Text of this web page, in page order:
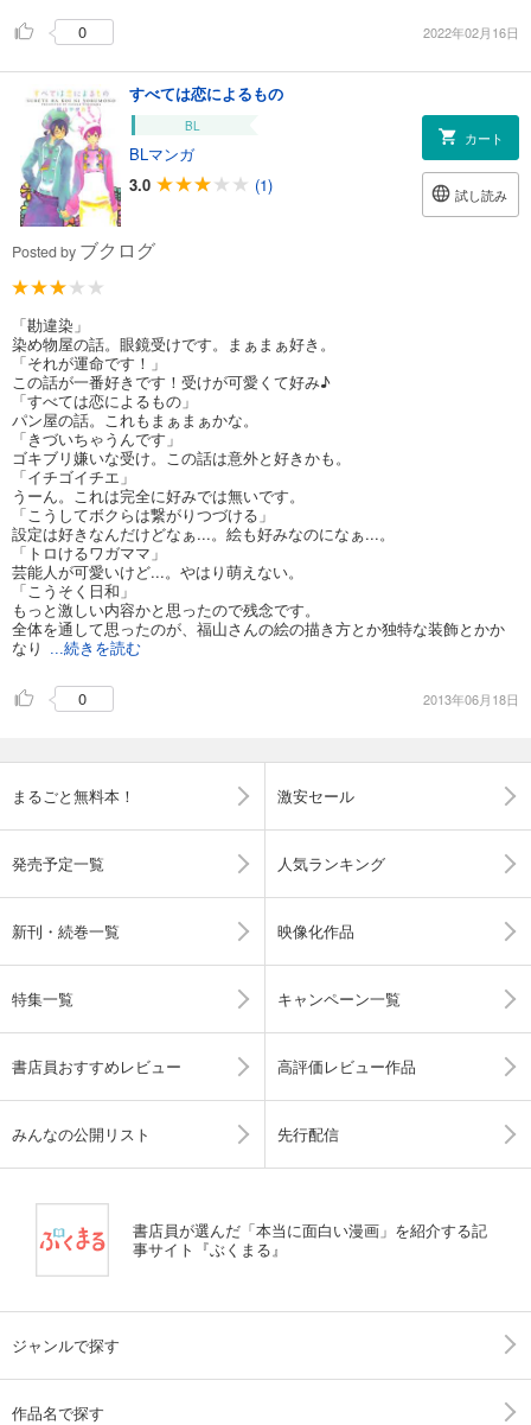
0 2022年02月16日
すべては恋によるもの
BL
BLマンガ
3.0
(1)
カート
試し読み
Posted by ブクログ
「勘違染」
染め物屋の話。眼鏡受けです。まぁまぁ好き。
「それが運命です！」
この話が一番好きです！受けが可愛くて好み♪
「すべては恋によるもの」
パン屋の話。これもまぁまぁかな。
「きづいちゃうんです」
ゴキブリ嫌いな受け。この話は意外と好きかも。
「イチゴイチエ」
うーん。これは完全に好みでは無いです。
「こうしてボクらは繋がりつづける」
設定は好きなんだけどなぁ...。絵も好みなのになぁ...。
「トロけるワガママ」
芸能人が可愛いけど...。やはり萌えない。
「こうそく日和」
もっと激しい内容かと思ったので残念です。
全体を通して思ったのが、福山さんの絵の描き方とか独特な装飾とかか
なり
...続きを読む
0 2013年06月18日
まるごと無料本！ 激安セール
発売予定一覧 人気ランキング
新刊・続巻一覧 映像化作品
特集一覧 キャンペーン一覧
書店員おすすめレビュー 高評価レビュー作品
みんなの公開リスト 先行配信
書店員が選んだ「本当に面白い漫画」を紹介する記
事サイト『ぶくまる』
ジャンルで探す
作品名で探す